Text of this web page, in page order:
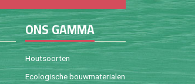
ONS GAMMA
Hout­soor­ten
Eco­lo­gi­sche bouw­ma­te­ri­a­len